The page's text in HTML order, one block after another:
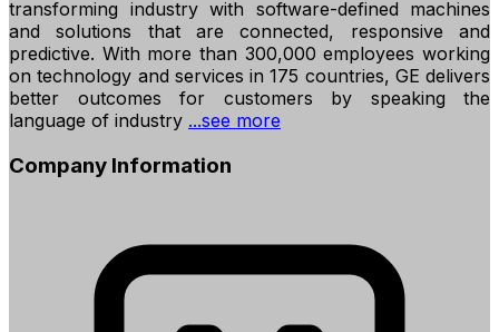
transforming industry with software-defined machines
and solutions that are connected, responsive and
predictive. With more than 300,000 employees working
on technology and services in 175 countries, GE delivers
better outcomes for customers by speaking the
language of industry ...see more
Company Information